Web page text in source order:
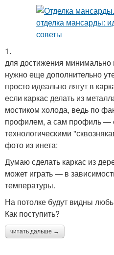
1.
для достижения
нужно еще дополнительно
просто идеально лягут в
если каркас делать из
мостиком холода, ведь по
профилем, а сам профиль —
технологическими
фото из инета:
Думаю сделать каркас из
может играть — в
температуры.
На потолке будут видны
Как поступить?
читать дальше →